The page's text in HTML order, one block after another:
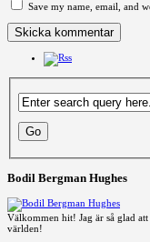
Save my name, email, and
Bodil Bergman Hughes
Välkommen hit! Jag är så glad
världen!